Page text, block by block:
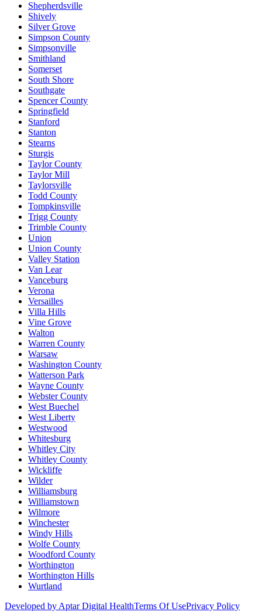
Shepherdsville
Shively
Silver Grove
Simpson County
Simpsonville
Smithland
Somerset
South Shore
Southgate
Spencer County
Springfield
Stanford
Stanton
Stearns
Sturgis
Taylor County
Taylor Mill
Taylorsville
Todd County
Tompkinsville
Trigg County
Trimble County
Union
Union County
Valley Station
Van Lear
Vanceburg
Verona
Versailles
Villa Hills
Vine Grove
Walton
Warren County
Warsaw
Washington County
Watterson Park
Wayne County
Webster County
West Buechel
West Liberty
Westwood
Whitesburg
Whitley City
Whitley County
Wickliffe
Wilder
Williamsburg
Williamstown
Wilmore
Winchester
Windy Hills
Wolfe County
Woodford County
Worthington
Worthington Hills
Wurtland
Developed by Aptar Digital HealthTerms Of UsePrivacy Policy